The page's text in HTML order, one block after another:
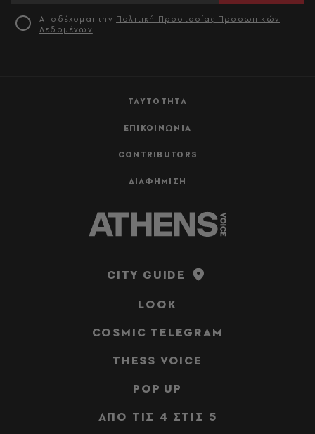
ΤΑΥΤΟΤΗΤΑ
ΕΠΙΚΟΙΝΩΝΙΑ
CONTRIBUTORS
ΔΙΑΦΗΜΙΣΗ
Αποδέχομαι την Πολιτική Προστασίας Προσωπικών
Δεδομένων
CITY GUIDE
LOOK
COSMIC TELEGRAM
THESS VOICE
POP UP
ΑΠΟ ΤΙΣ 4 ΣΤΙΣ 5